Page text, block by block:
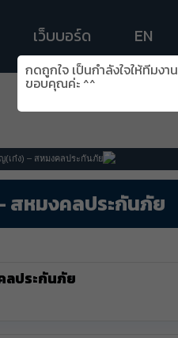
เว็บบอร์ด EN
(เก๋ง) – สหมงคลประกันภัย
สหมงคลประกันภัย
ลประกันภัย
กดถูกใจ เป็นกำลังใจให้ทีมงาน
ขอบคุณค่ะ ^^